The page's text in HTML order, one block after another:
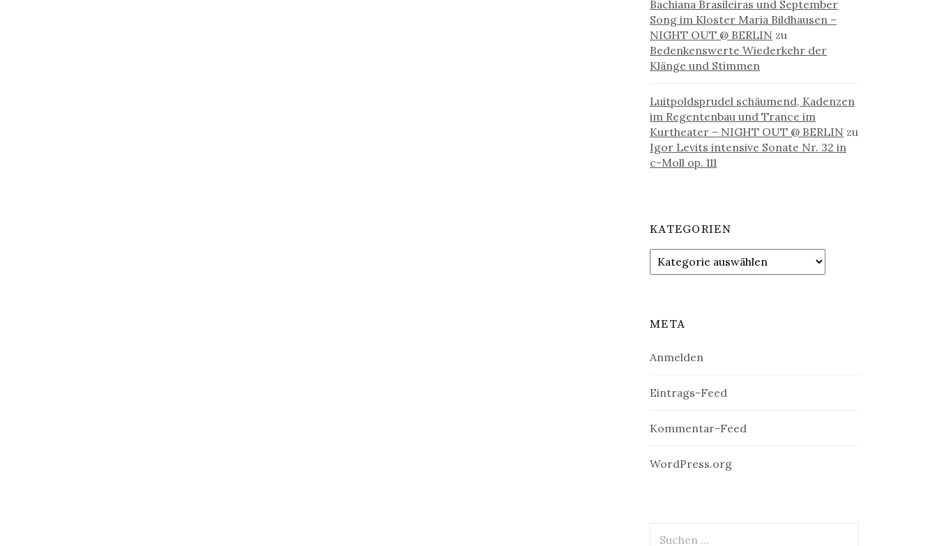
Bachiana Brasileiras und September
Song im Kloster Maria Bildhausen –
NIGHT OUT @ BERLIN zu
Bedenkenswerte Wiederkehr der
Klänge und Stimmen
Luitpoldsprudel schäumend, Kadenzen
im Regentenbau und Trance im
Kurtheater – NIGHT OUT @ BERLIN zu
Igor Levits intensive Sonate Nr. 32 in
c-Moll op. 111
KATEGORIEN
Kategorien
META
Anmelden
Eintrags-Feed
Kommentar-Feed
WordPress.org